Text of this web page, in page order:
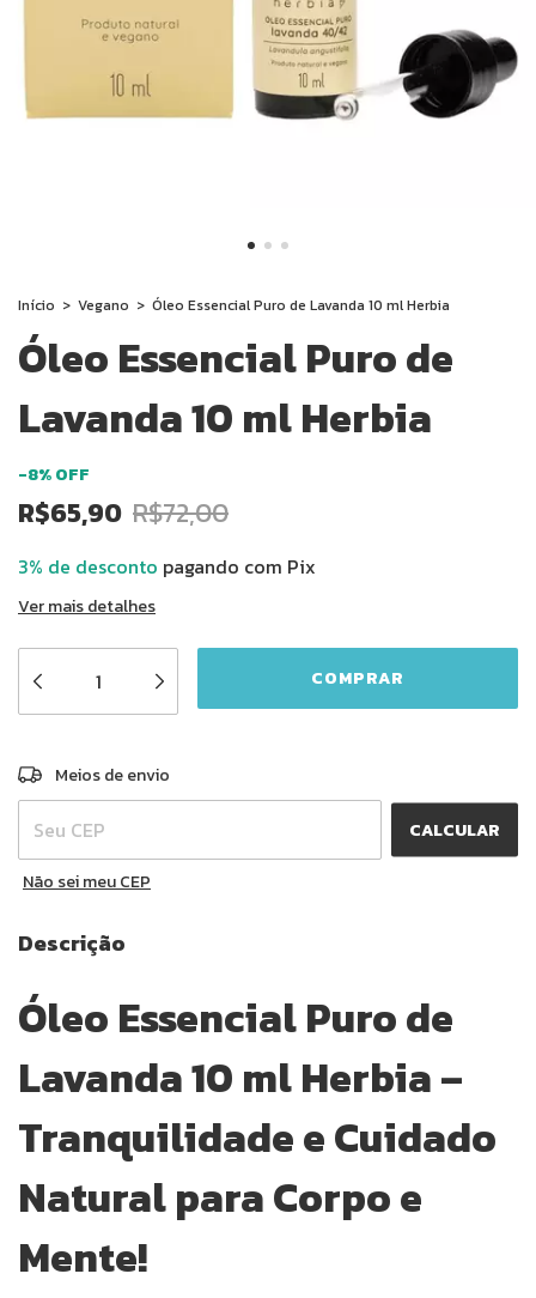
Início > Vegano > Óleo Essencial Puro de Lavanda 10 ml Herbia
Óleo Essencial Puro de
Lavanda 10 ml Herbia
-8%OFF
R$65,90 R$72,00
3% de desconto pagando com Pix
Ver mais detalhes
Entregas para o CEP:
Meios de envio
CALCULAR
Não sei meu CEP
Descrição
Óleo Essencial Puro de
Lavanda 10 ml Herbia –
Tranquilidade e Cuidado
Natural para Corpo e
Mente!